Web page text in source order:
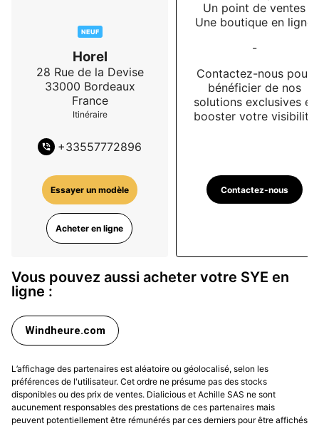
NEUF
Horel
28 Rue de la Devise
33000 Bordeaux
France
Itinéraire
+33557772896
Essayer un modèle
Acheter en ligne
Un point de ventes
Une boutique en ligne
-
Contactez-nous pour
bénéficier de nos
solutions exclusives et
booster votre visibilité
Contactez-nous
Vous pouvez aussi acheter votre SYE en
ligne :
Windheure.com
L’affichage des partenaires est aléatoire ou géolocalisé, selon les
préférences de l'utilisateur. Cet ordre ne présume pas des stocks
disponibles ou des prix de ventes. Dialicious et Achille SAS ne sont
aucunement responsables des prestations de ces partenaires mais
peuvent potentiellement être rémunérés par ces derniers pour être affichés